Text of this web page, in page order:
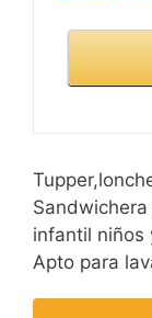
infantil niños
Apto para